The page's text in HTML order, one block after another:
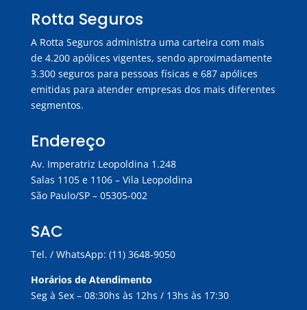
Rotta Seguros
A Rotta Seguros administra uma carteira com mais
de 4.200 apólices vigentes, sendo aproximadamente
3.300 seguros para pessoas físicas e 687 apólices
emitidas para atender empresas dos mais diferentes
segmentos.
Endereço
Av. Imperatriz Leopoldina 1.248
Salas 1105 e 1106 – Vila Leopoldina
São Paulo/SP – 05305-002
SAC
Tel. / WhatsApp: (11) 3648-9050
Horários de Atendimento
Seg à Sex – 08:30hs às 12hs / 13hs às 17:30